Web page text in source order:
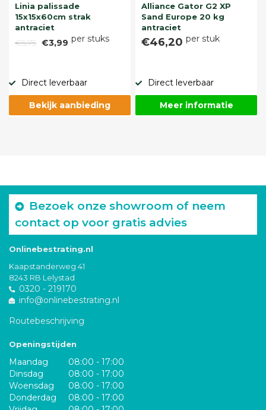
Linia palissade
15x15x60cm strak
antraciet
€5,75 €3,99 per stuks
Direct leverbaar
Bekijk aanbieding
Alliance Gator G2 XP
Sand Europe 20 kg
antraciet
€46,20 per stuk
Direct leverbaar
Meer informatie
Bezoek onze showroom of neem
contact op voor gratis advies
Onlinebestrating.nl
Kaapstanderweg 41
8243 RB Lelystad
0320 - 219170
info@onlinebestrating.nl
Routebeschrijving
Openingstijden
Maandag
08:00 - 17:00
Dinsdag
08:00 - 17:00
Woensdag
08:00 - 17:00
Donderdag
08:00 - 17:00